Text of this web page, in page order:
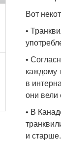
Вот
•
•
каждому
в
они вели
• В
и старше.